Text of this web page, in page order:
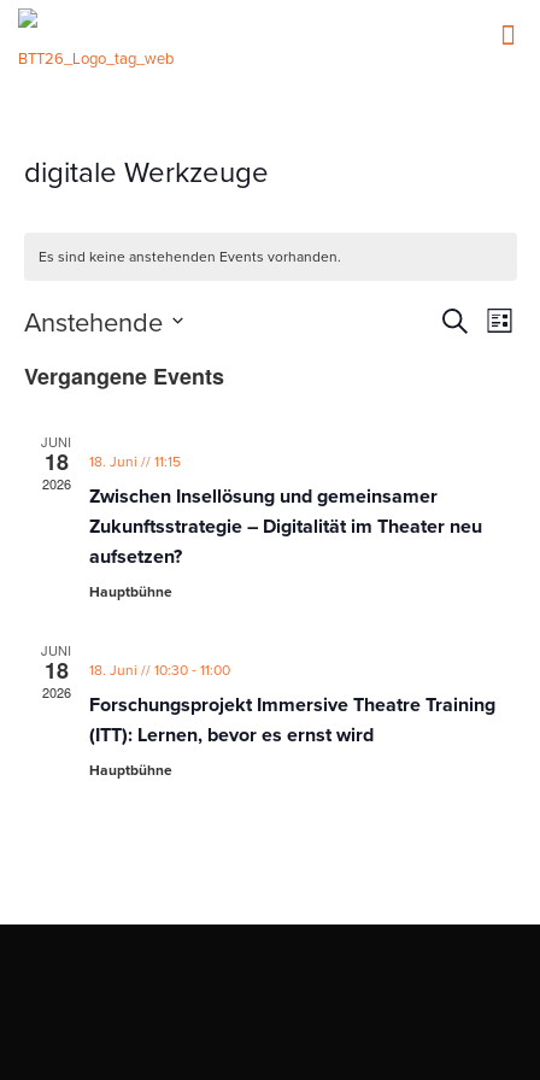
digitale Werkzeuge
Es sind keine anstehenden Events vorhanden.
Events
SucheEvent
Liste
Anstehende
wählen.
Vergangene Events
JUNI
18
2026
18. Juni // 11:15
Zwischen Insellösung und gemeinsamer
Zukunftsstrategie – Digitalität im Theater neu
aufsetzen?
Hauptbühne
JUNI
18
2026
18. Juni // 10:30-11:00
Forschungsprojekt Immersive Theatre Training
(ITT): Lernen, bevor es ernst wird
Hauptbühne